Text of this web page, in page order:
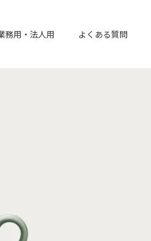
務用・法人用 よくある質問